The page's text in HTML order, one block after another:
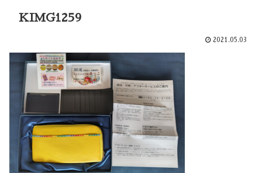
KIMG1259
2021.05.03